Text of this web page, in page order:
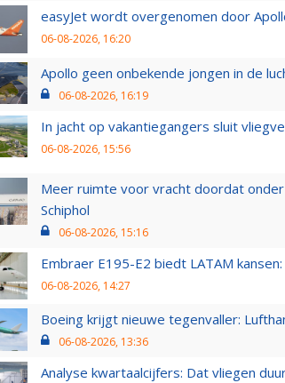
easyJet wordt overgenomen door
06-08-2026, 16:20
Apollo geen onbekende jongen in de
06-08-2026, 16:19
In jacht op vakantiegangers sluit
06-08-2026, 15:56
Meer ruimte voor vracht doordat
Schiphol
06-08-2026, 15:16
Embraer E195-E2 biedt LATAM
06-08-2026, 14:27
Boeing krijgt nieuwe tegenvaller:
06-08-2026, 13:36
Analyse kwartaalcijfers: Dat vliegen